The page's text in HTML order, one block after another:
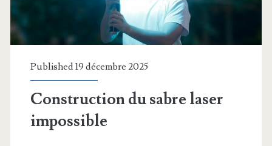
Published 19 décembre 2025
Construction du sabre laser
impossible